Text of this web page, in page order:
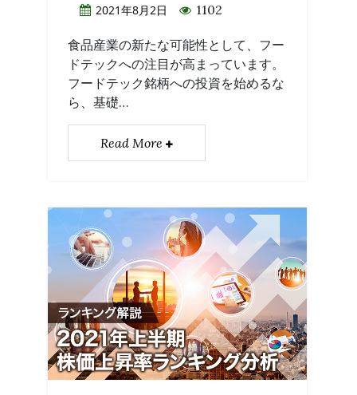
2021年8月2日 1102
食品産業の新たな可能性として、フー
ドテックへの注目が高まっています。
フードテック銘柄への投資を始めるな
ら、基礎…
Read More